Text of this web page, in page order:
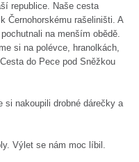
republice. Naše cesta
Černohorskému rašeliništi. A
na menším obědě.
si na polévce, hranolkách,
do Pece pod Sněžkou
nakoupili drobné dárečky a
Výlet se nám moc líbil.